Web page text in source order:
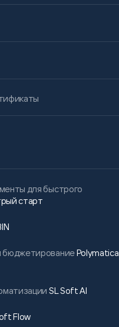
для быстрого
старт
бюджетированиеPolymatica
SL Soft AI
Flow